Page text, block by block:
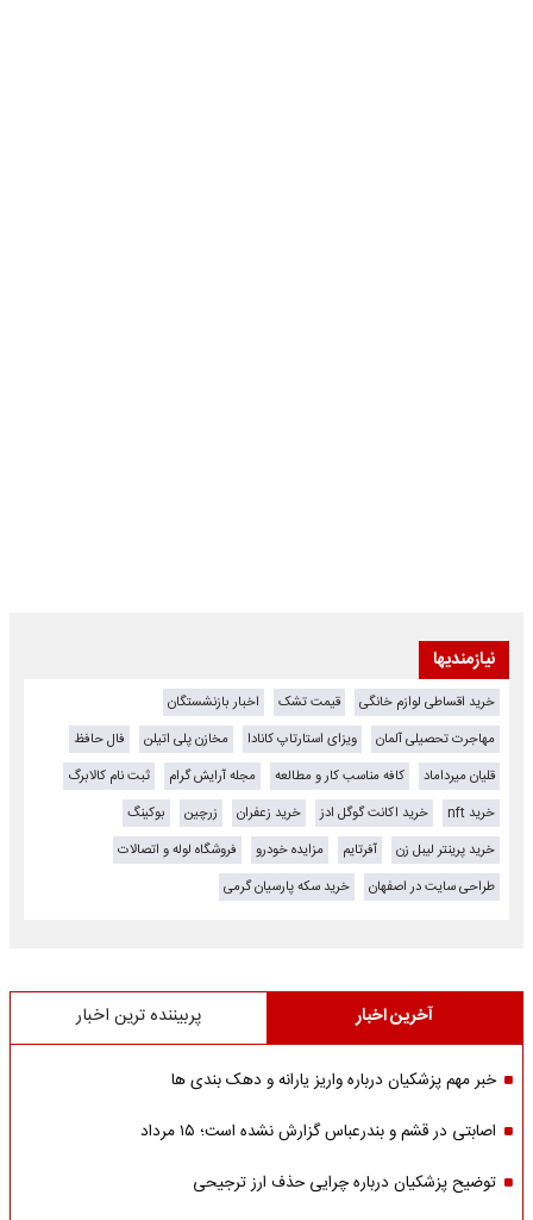
نیازمندیها
خرید اقساطی لوازم خانگی قیمت تشک
اخبار بازنشستگان
مهاجرت تحصیلی آلمان
ویزای استارتاپ کانادا مخازن پلی اتیلن
فال حافظ
قلیان میرداماد
کافه مناسب کار و مطالعه مجله آرایش گرام
ثبت نام کالابرگ
خرید nft
خرید اکانت گوگل ادز خرید زعفران زرچین
بوکینگ
خرید پرینتر لیبل زن
آفرتایم مزایده خودرو
فروشگاه لوله و اتصالات
طراحی سایت در اصفهان
خرید سکه پارسیان گرمی
آخرین اخبار پربیننده ترین اخبار
خبر مهم پزشکیان درباره واریز یارانه و دهک بندی ها
اصابتی در قشم و بندرعباس گزارش نشده است؛ ۱۵ مرداد
توضیح پزشکیان درباره چرایی حذف ارز ترجیحی